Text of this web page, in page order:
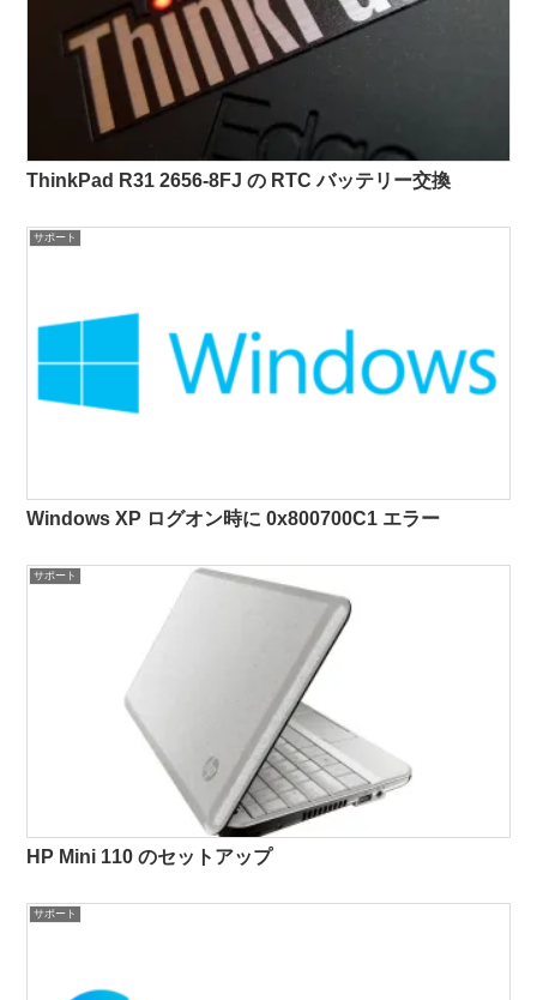
ThinkPad R31 2656-8FJ の RTC バッテリー交換
サポート
Windows XP ログオン時に 0x800700C1 エラー
サポート
HP Mini 110 のセットアップ
サポート